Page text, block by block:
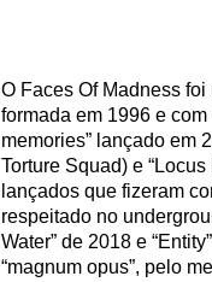
O Faces Of Madness
formada em 1996 e
memories” lançado em
Torture Squad) e
lançados que fizeram
respeitado no
Water” de 2018 e
“magnum opus”, pelo